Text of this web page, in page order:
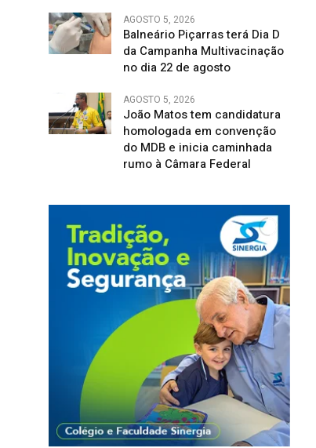
AGOSTO 5, 2026
Balneário Piçarras terá Dia D
da Campanha Multivacinação
no dia 22 de agosto
AGOSTO 5, 2026
João Matos tem candidatura
homologada em convenção
do MDB e inicia caminhada
rumo à Câmara Federal